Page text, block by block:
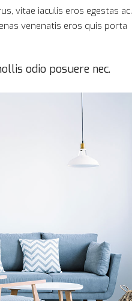
vitae iaculis eros egestas ac.
venenatis eros quis porta
odio posuere nec.